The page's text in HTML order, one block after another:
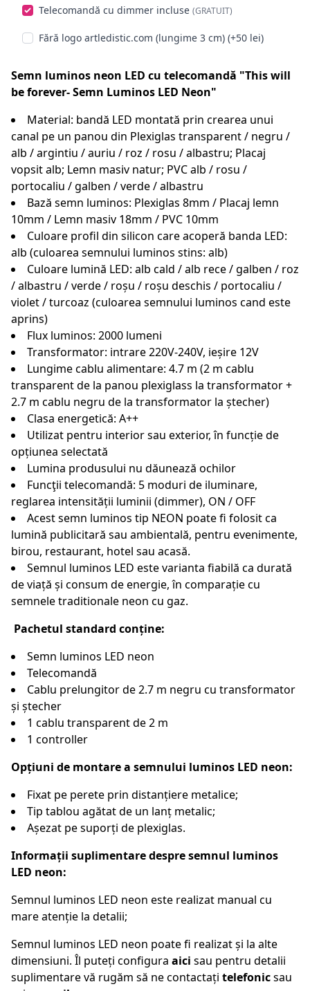
Telecomandă cu dimmer incluse (GRATUIT)
Fără logo artledistic.com (lungime 3 cm) (+50 lei)
Semn luminos neon LED cu telecomandă "This will
be forever- Semn Luminos LED Neon"
Material: bandă LED montată prin crearea unui
canal pe un panou din Plexiglas transparent / negru /
alb / argintiu / auriu / roz / rosu / albastru; Placaj
vopsit alb; Lemn masiv natur; PVC alb / rosu /
portocaliu / galben / verde / albastru
Bază semn luminos: Plexiglas 8mm / Placaj lemn
10mm / Lemn masiv 18mm / PVC 10mm
Culoare profil din silicon care acoperă banda LED:
alb (culoarea semnului luminos stins: alb)
Culoare lumină LED: alb cald / alb rece / galben / roz
/ albastru / verde / roșu / roșu deschis / portocaliu /
violet / turcoaz (culoarea semnului luminos cand este
aprins)
Flux luminos: 2000 lumeni
Transformator: intrare 220V-240V, ieșire 12V
Lungime cablu alimentare: 4.7 m (2 m cablu
transparent de la panou plexiglass la transformator +
2.7 m cablu negru de la transformator la ștecher)
Clasa energetică: A++
Utilizat pentru interior sau exterior, în funcție de
opțiunea selectată
Lumina produsului nu dăunează ochilor
Funcţii telecomandă: 5 moduri de iluminare,
reglarea intensității luminii (dimmer), ON / OFF
Acest semn luminos tip NEON poate fi folosit ca
lumină publicitară sau ambientală, pentru evenimente,
birou, restaurant, hotel sau acasă.
Semnul luminos LED este varianta fiabilă ca durată
de viață și consum de energie, în comparație cu
semnele traditionale neon cu gaz.
Pachetul standard conține:
Semn luminos LED neon
Telecomandă
Cablu prelungitor de 2.7 m negru cu transformator
și ștecher
1 cablu transparent de 2 m
1 controller
Opțiuni de montare a semnului luminos LED neon:
Fixat pe perete prin distanțiere metalice;
Tip tablou agătat de un lanț metalic;
Așezat pe suporți de plexiglas.
Informații suplimentare despre semnul luminos
LED neon:
Semnul luminos LED neon este realizat manual cu
mare atenție la detalii;
Semnul luminos LED neon poate fi realizat și la alte
dimensiuni. Îl puteți configura aici sau pentru detalii
suplimentare vă rugăm să ne contactați telefonicsau